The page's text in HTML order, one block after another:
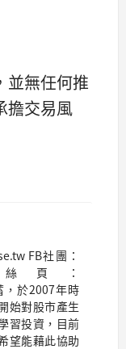
並無任何推
擔交易風
FB社團：
絲頁：
，於2007年時
始對股市產生
習投資，目前
望能藉此協助